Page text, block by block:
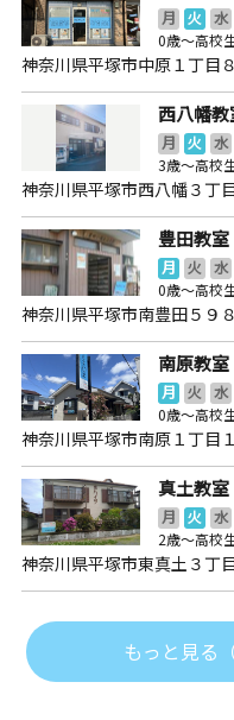
月 火 水
0歳～高校
神奈川県平塚市中原１丁
西八幡教
月 火 水
3歳～高校
神奈川県平塚市西八幡３丁
豊田教室
月 火 水
0歳～高校
神奈川県平塚市南豊田５
南原教室
月 火 水
0歳～高校
神奈川県平塚市南原１丁目
真土教室
月 火 水
2歳～高校
神奈川県平塚市東真土３丁
もっと見る